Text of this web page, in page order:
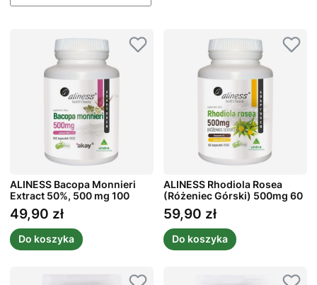
ALINESS Bacopa Monnieri
Extract 50%, 500 mg 100
kaps.
Cena
49,90 zł
Do koszyka
ALINESS Rhodiola Rosea
(Różeniec Górski) 500mg 60
kaps.
Cena
59,90 zł
Do koszyka